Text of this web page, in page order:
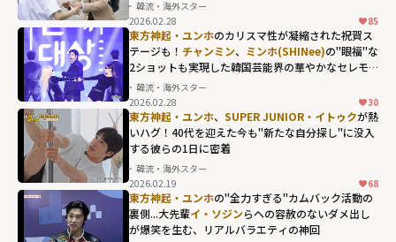
バック夫婦」"
width="304"
height="203"
loading="lazy"
fetchpriority="h
igh">
韓流・海外スター
2026.02.28
85
東方神起・ユンホのカリスマ性が凝縮された祝賀ス
テージも！ チャンミン、 ミンホ(SHINee)の"眼福"な
2ショットも実現した韓国芸能界の華やかなセレモ
ニー
韓流・海外スター
2026.02.28
30
東方神起・ユンホ、 SUPER JUNIOR・イトゥクが熱
いハグ！40代を迎えた今も"新たな自分探し"に没入
する彼らの1日に密着
韓流・海外スター
2026.02.19
68
東方神起・ユンホの"全力すぎる"カムバック活動の
裏側...大先輩イ・ソジンらへの容赦のないダメ出し
が爆笑を生む、リアルバラエティの神回